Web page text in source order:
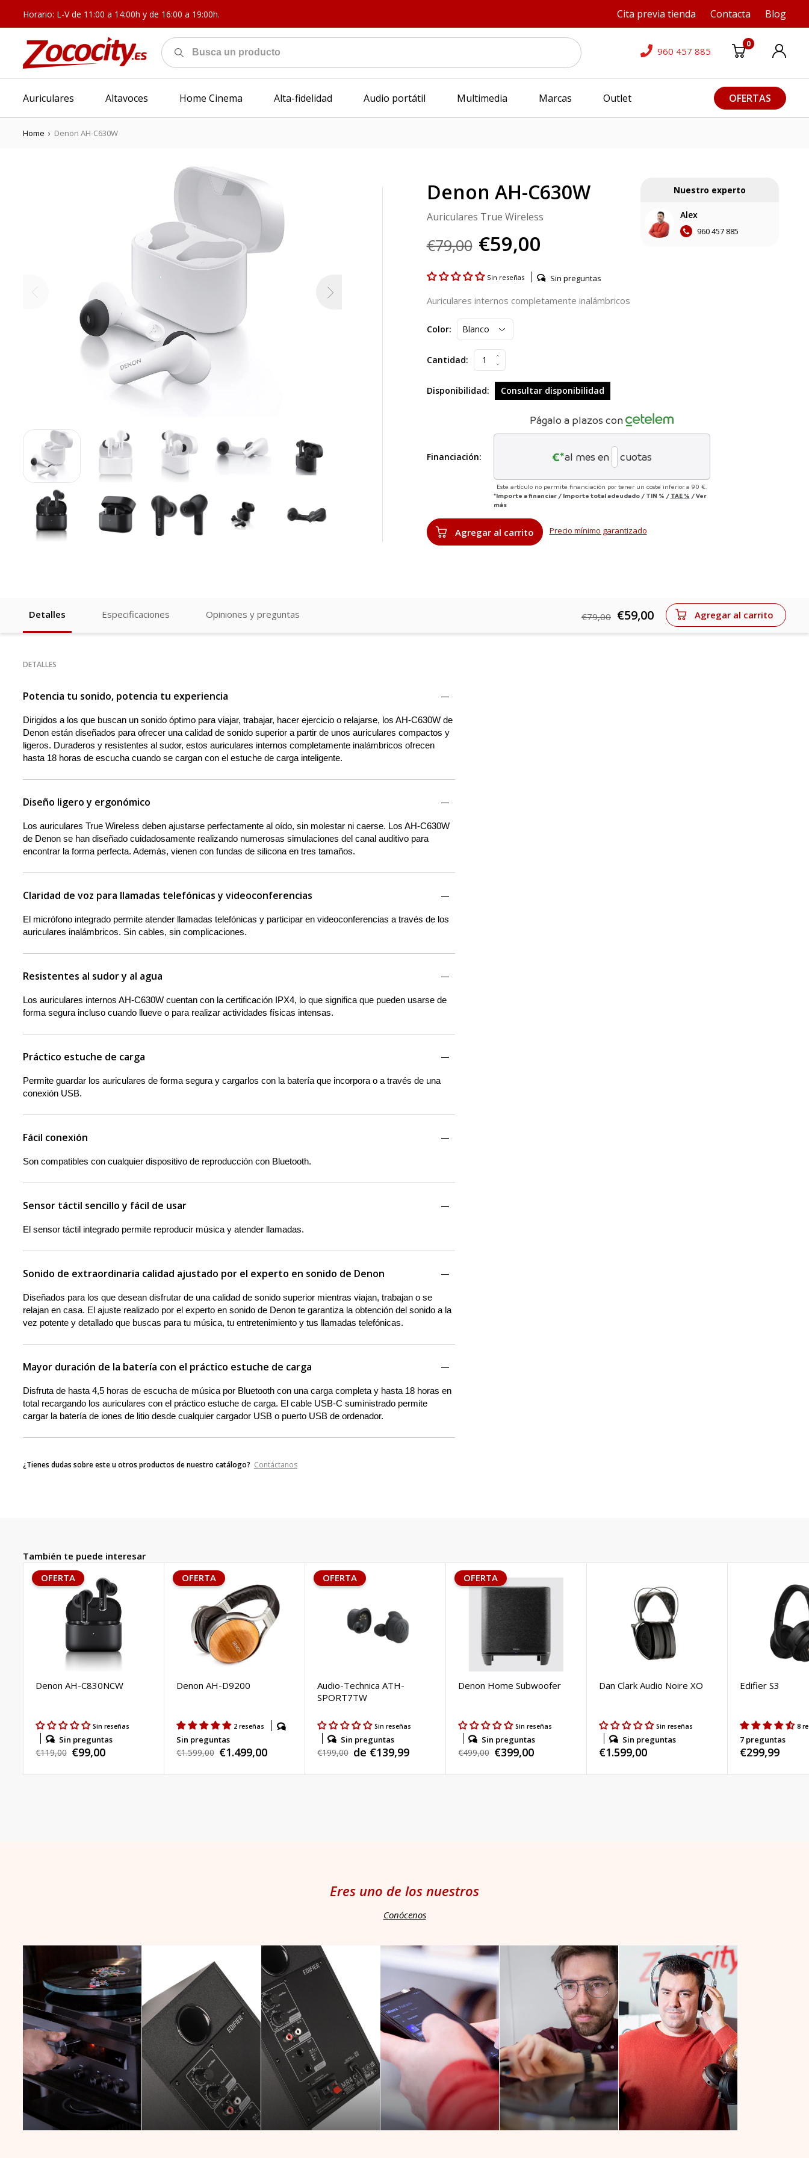
Horario: L-V de 11:00 a 14:00h y de 16:00 a 19:00h. Cita previa tienda Contacta Blog
960 457 885
0
Auriculares Altavoces Home Cinema Alta-fidelidad Audio portátil Multimedia Marcas Outlet OFERTAS
Home › Denon AH-C630W
Denon AH-C630W
Auriculares True Wireless
€79,00 €59,00
Nuestro experto
Alex
960 457 885
Sin reseñas Sin preguntas
Auriculares internos completamente inalámbricos
Color:
Cantidad:
Disponibilidad: Consultar disponibilidad
Financiación:
Págalo a plazos con
€*al mes en cuotas
Este artículo no permite financiación por tener un coste inferior a 90 €.
*Importe a financiar / Importe total adeudado / TIN % / TAE % /Ver
más
Agregar al carrito Precio mínimo garantizado
Detalles Especificaciones Opiniones y preguntas €79,00 €59,00 Agregar al carrito
DETALLES
Potencia tu sonido, potencia tu experiencia
Dirigidos a los que buscan un sonido óptimo para viajar, trabajar, hacer ejercicio o relajarse, los AH-C630W de
Denon están diseñados para ofrecer una calidad de sonido superior a partir de unos auriculares compactos y
ligeros. Duraderos y resistentes al sudor, estos auriculares internos completamente inalámbricos ofrecen
hasta 18 horas de escucha cuando se cargan con el estuche de carga inteligente.
Diseño ligero y ergonómico
Los auriculares True Wireless deben ajustarse perfectamente al oído, sin molestar ni caerse. Los AH-C630W
de Denon se han diseñado cuidadosamente realizando numerosas simulaciones del canal auditivo para
encontrar la forma perfecta. Además, vienen con fundas de silicona en tres tamaños.
Claridad de voz para llamadas telefónicas y videoconferencias
El micrófono integrado permite atender llamadas telefónicas y participar en videoconferencias a través de los
auriculares inalámbricos. Sin cables, sin complicaciones.
Resistentes al sudor y al agua
Los auriculares internos AH-C630W cuentan con la certificación IPX4, lo que significa que pueden usarse de
forma segura incluso cuando llueve o para realizar actividades físicas intensas.
Práctico estuche de carga
Permite guardar los auriculares de forma segura y cargarlos con la batería que incorpora o a través de una
conexión USB.
Fácil conexión
Son compatibles con cualquier dispositivo de reproducción con Bluetooth.
Sensor táctil sencillo y fácil de usar
El sensor táctil integrado permite reproducir música y atender llamadas.
Sonido de extraordinaria calidad ajustado por el experto en sonido de Denon
Diseñados para los que desean disfrutar de una calidad de sonido superior mientras viajan, trabajan o se
relajan en casa. El ajuste realizado por el experto en sonido de Denon te garantiza la obtención del sonido a la
vez potente y detallado que buscas para tu música, tu entretenimiento y tus llamadas telefónicas.
Mayor duración de la batería con el práctico estuche de carga
Disfruta de hasta 4,5 horas de escucha de música por Bluetooth con una carga completa y hasta 18 horas en
total recargando los auriculares con el práctico estuche de carga. El cable USB-C suministrado permite
cargar la batería de iones de litio desde cualquier cargador USB o puerto USB de ordenador.
¿Tienes dudas sobre este u otros productos de nuestro catálogo? Contáctanos
También te puede interesar
OFERTA
Denon AH-C830NCW
Sin reseñas
Sin preguntas
Precio
€119,00 Precio
de
€99,00
OFERTA
Denon AH-D9200
2 reseñas
Sin preguntas
Precio
€1.599,00 Precio
de
€1.499,00
OFERTA
Audio-Technica ATH-
SPORT7TW
Sin reseñas
Sin preguntas
Precio
€199,00 Precio
de
de €139,99
OFERTA
Denon Home Subwoofer
Sin reseñas
Sin preguntas
Precio
€499,00 Precio
de
€399,00
Dan Clark Audio Noire XO
Sin reseñas
Sin preguntas
Precio
€1.599,00
Edifier S3
8
7 preguntas
Precio
€299,99
Eres uno de los nuestros
Conócenos